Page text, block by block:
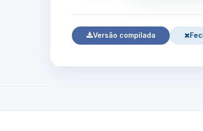
Versão compilada